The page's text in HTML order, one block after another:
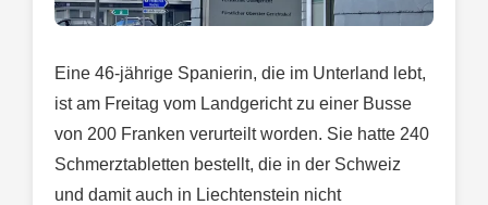
Eine 46-jährige Spanierin, die im Unterland lebt,
ist am Freitag vom Landgericht zu einer Busse
von 200 Franken verurteilt worden. Sie hatte 240
Schmerztabletten bestellt, die in der Schweiz
und damit auch in Liechtenstein nicht